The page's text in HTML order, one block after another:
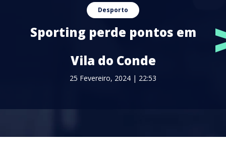
Desporto
Sporting perde pontos em
Vila do Conde
25 Fevereiro, 2024 | 22:53